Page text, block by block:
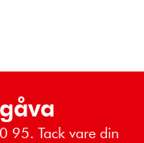
95. Tack vare din